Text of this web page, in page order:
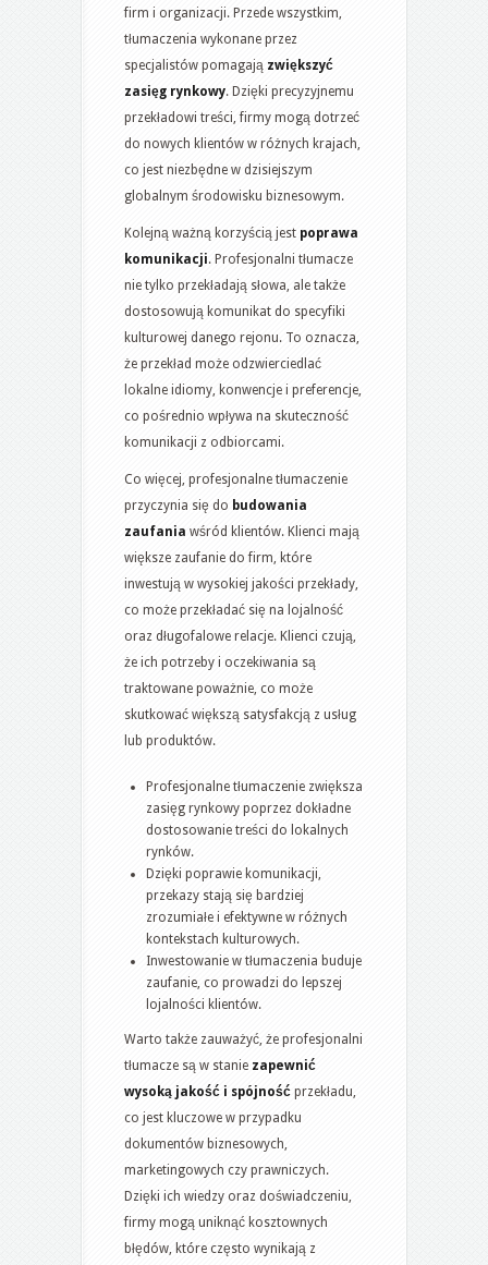
firm i organizacji. Przede wszystkim,
tłumaczenia wykonane przez
specjalistów pomagają zwiększyć
zasięg rynkowy. Dzięki precyzyjnemu
przekładowi treści, firmy mogą dotrzeć
do nowych klientów w różnych krajach,
co jest niezbędne w dzisiejszym
globalnym środowisku biznesowym.
Kolejną ważną korzyścią jest poprawa
komunikacji. Profesjonalni tłumacze
nie tylko przekładają słowa, ale także
dostosowują komunikat do specyfiki
kulturowej danego rejonu. To oznacza,
że przekład może odzwierciedlać
lokalne idiomy, konwencje i preferencje,
co pośrednio wpływa na skuteczność
komunikacji z odbiorcami.
Co więcej, profesjonalne tłumaczenie
przyczynia się do budowania
zaufania wśród klientów. Klienci mają
większe zaufanie do firm, które
inwestują w wysokiej jakości przekłady,
co może przekładać się na lojalność
oraz długofalowe relacje. Klienci czują,
że ich potrzeby i oczekiwania są
traktowane poważnie, co może
skutkować większą satysfakcją z usług
lub produktów.
Profesjonalne tłumaczenie zwiększa
zasięg rynkowy poprzez dokładne
dostosowanie treści do lokalnych
rynków.
Dzięki poprawie komunikacji,
przekazy stają się bardziej
zrozumiałe i efektywne w różnych
kontekstach kulturowych.
Inwestowanie w tłumaczenia buduje
zaufanie, co prowadzi do lepszej
lojalności klientów.
Warto także zauważyć, że profesjonalni
tłumacze są w stanie zapewnić
wysoką jakość i spójność przekładu,
co jest kluczowe w przypadku
dokumentów biznesowych,
marketingowych czy prawniczych.
Dzięki ich wiedzy oraz doświadczeniu,
firmy mogą uniknąć kosztownych
błędów, które często wynikają z